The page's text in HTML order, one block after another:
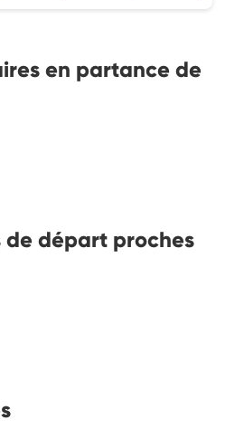
en partance de
de départ proches